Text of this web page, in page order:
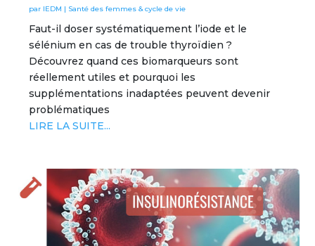
par IEDM | Santé des femmes & cycle de vie
Faut-il doser systématiquement l’iode et le
sélénium en cas de trouble thyroïdien ?
Découvrez quand ces biomarqueurs sont
réellement utiles et pourquoi les
supplémentations inadaptées peuvent devenir
problématiques
LIRE LA SUITE...